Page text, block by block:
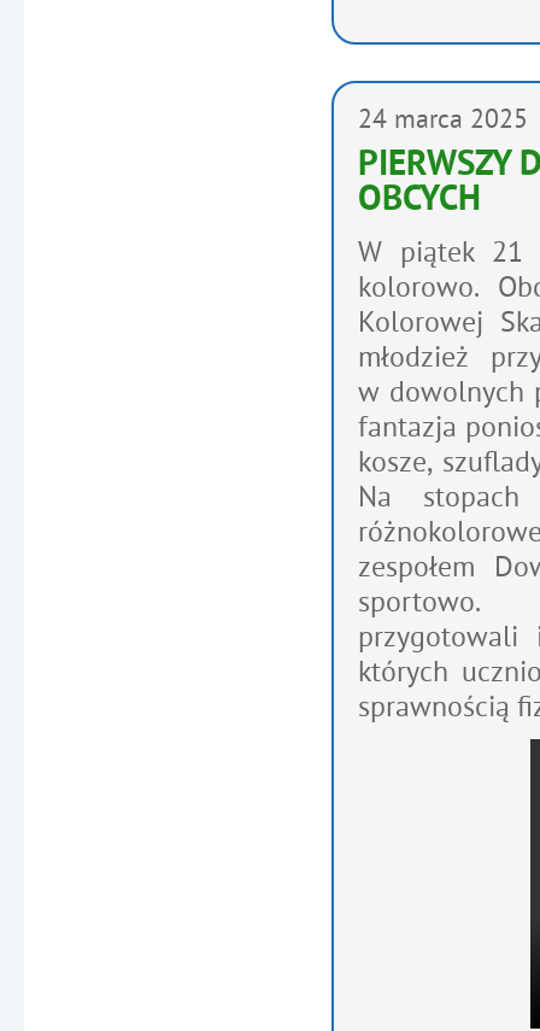
24 marca 2025
PIERWSZY
OBCYCH
W piątek 21
kolorowo.
Kolorowej
młodzież
w dowolnych
fantazja
kosze,
Na
zespołem
sportowo.
przygotowali
których
sprawnością